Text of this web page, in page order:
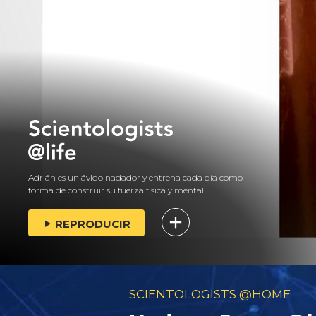
Adrián es un ávido nadador y entrena cada día como
forma de construir su fuerza física y mental.
REPRODUCIR
SCIENTOLOGISTS @HOME